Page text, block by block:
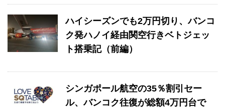
ハイシーズンでも2万円切り、バンコ
ク発ハノイ経由関空行きベトジェッ
ト搭乗記（前編）
シンガポール航空の35％割引セー
ル、バンコク往復が総額4万円台で